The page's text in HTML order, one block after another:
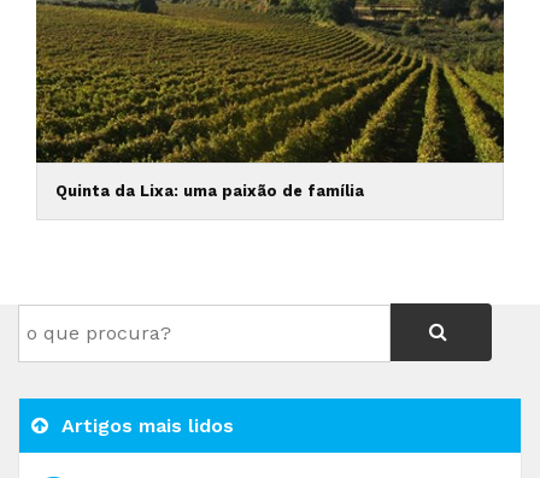
Quinta da Lixa: uma paixão de família
Artigos mais lidos